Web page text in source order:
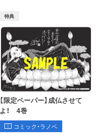
特典
【限定ペーパー】成仏させて
よ！ 4巻
コミック・ラノベ